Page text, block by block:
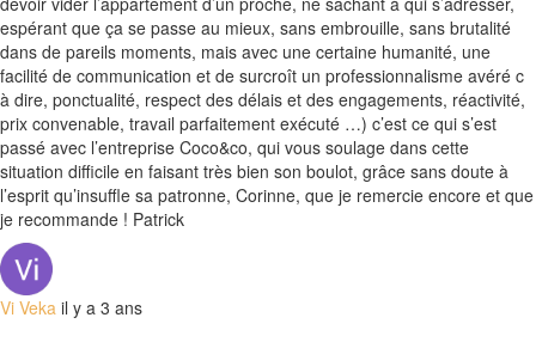
espérant que ça se passe au mieux, sans embrouille, sans brutalité
dans de pareils moments, mais avec une certaine humanité, une
facilité de communication et de surcroît un professionnalisme avéré c
à dire, ponctualité, respect des délais et des engagements, réactivité,
prix convenable, travail parfaitement exécuté …) c’est ce qui s’est
passé avec l’entreprise Coco&co, qui vous soulage dans cette
situation difficile en faisant très bien son boulot, grâce sans doute à
l’esprit qu’insuffle sa patronne, Corinne, que je remercie encore et que
je recommande ! Patrick
Vi Veka il y a 3 ans